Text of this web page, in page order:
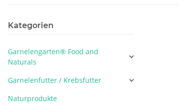
Kategorien
Garnelengarten® Food and
Naturals
Garnelenfutter / Krebsfutter
Naturprodukte